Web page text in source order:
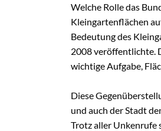
Welche Rolle das
Kleingartenflächen
Bedeutung des
2008 veröffentlichte.
wichtige Aufgabe,
Diese
und auch der Stadt
Trotz aller Unkenrufe